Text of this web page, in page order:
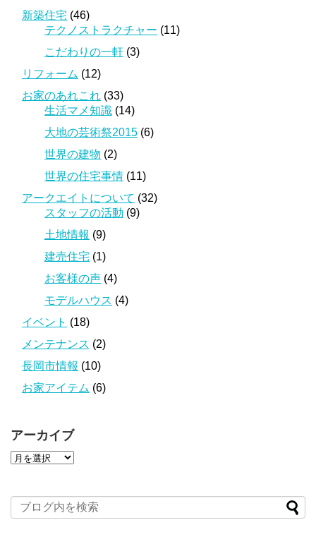
新築住宅 (46)
テクノストラクチャー (11)
こだわりの一軒 (3)
リフォーム (12)
お家のあれこれ (33)
生活マメ知識 (14)
大地の芸術祭2015 (6)
世界の建物 (2)
世界の住宅事情 (11)
アークエイトについて (32)
スタッフの活動 (9)
土地情報 (9)
建売住宅 (1)
お客様の声 (4)
モデルハウス (4)
イベント (18)
メンテナンス (2)
長岡市情報 (10)
お家アイテム (6)
アーカイブ
ア
イ
ブ